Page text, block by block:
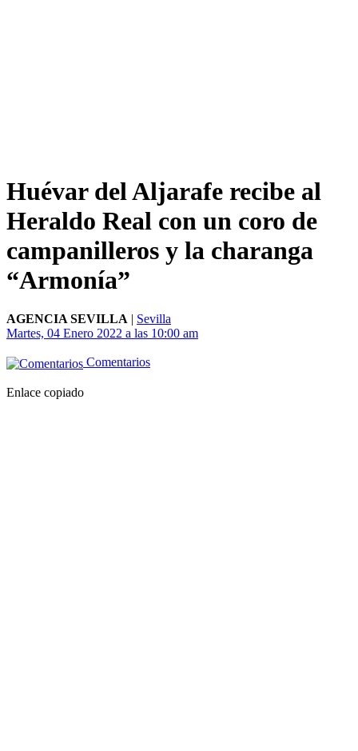
Huévar del Aljarafe recibe al
Heraldo Real con un coro de
campanilleros y la charanga
“Armonía”
AGENCIA SEVILLA | Sevilla
Martes, 04 Enero 2022 a las 10:00 am
Comentarios
Enlace copiado